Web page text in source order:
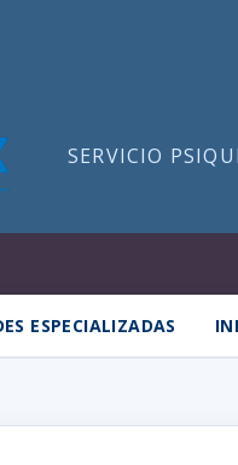
SERVICIO
ESPECIALIZADAS